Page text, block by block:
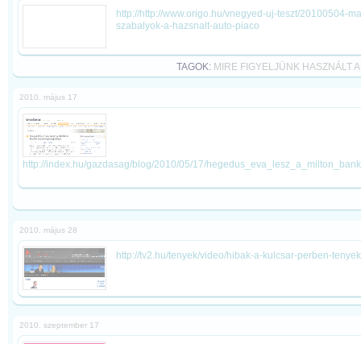
http://http://www.origo.hu/vnegyed-uj-teszt/20100504-
szabalyok-a-hazsnalt-auto-piaco
TAGOK: MIRE FIGYELJÜNK HASZNÁLT
2010. május 17
http://index.hu/gazdasag/blog/2010/05/17/
2010. május 28
http://tv2.hu/tenyek/video/hibak-a-kulcsar-perben-
2010. szeptember 17